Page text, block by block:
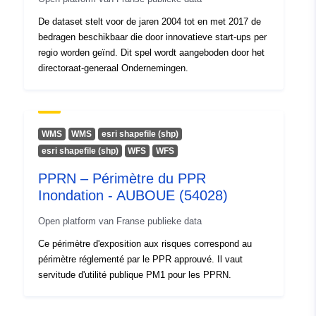
uriRef:
http://data.europa.eu/88u/dataset/
e8e6-4041-8711-b9f5f250f513
Versie-informatie: 1.0
De dataset stelt voor de jaren 2004 tot en met 2017 de
bedragen beschikbaar die door innovatieve start-ups per
regio worden geïnd. Dit spel wordt aangeboden door het
directoraat-generaal Ondernemingen.
WMS WMS
esri shapefile (shp)
esri shapefile (shp)
WFS WFS
PPRN – Périmètre du PPR
Inondation - AUBOUE (54028)
Open platform van Franse publieke data
Ce périmètre d'exposition aux risques correspond au
périmètre réglementé par le PPR approuvé. Il vaut
servitude d'utilité publique PM1 pour les PPRN.